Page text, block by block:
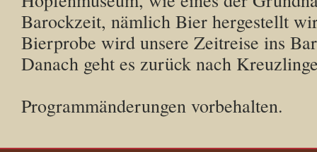
Barockzeit, nämlich Bier hergestellt
Bierprobe wird unsere Zeitreise ins
Danach geht es zurück nach
Programmänderungen vorbehalten.